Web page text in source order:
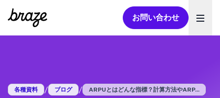
お問い合わせ
各種資料 / ブログ / ARPUとはどんな指標？計算方法やARP...